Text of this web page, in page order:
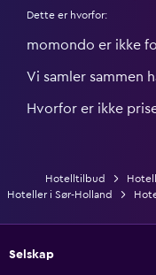
Dette er hvorfor:
momondo er ikke
Vi samler sammen
Hvorfor er ikke
Hotelltilbud
Hoteller i Sør-Holland
Selskap